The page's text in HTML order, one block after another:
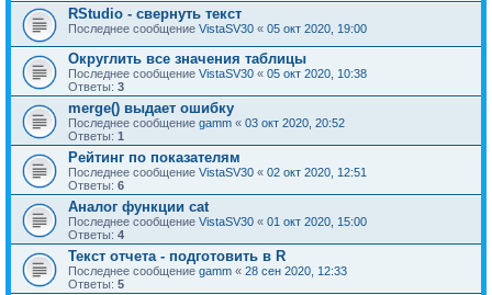
RStudio - свернуть текст
Последнее сообщение VistaSV30 « 05 окт 2020, 19:00
Округлить все значения таблицы
Последнее сообщение VistaSV30 « 05 окт 2020, 10:38
Ответы: 3
merge() выдает ошибку
Последнее сообщение gamm « 03 окт 2020, 20:52
Ответы: 1
Рейтинг по показателям
Последнее сообщение VistaSV30 « 02 окт 2020, 12:51
Ответы: 6
Аналог функции cat
Последнее сообщение VistaSV30 « 01 окт 2020, 15:00
Ответы: 4
Текст отчета - подготовить в R
Последнее сообщение gamm « 28 сен 2020, 12:33
Ответы: 5